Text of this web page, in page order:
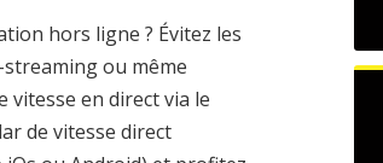
hors ligne ? Évitez les
ou même
vitesse en direct via le
de vitesse direct